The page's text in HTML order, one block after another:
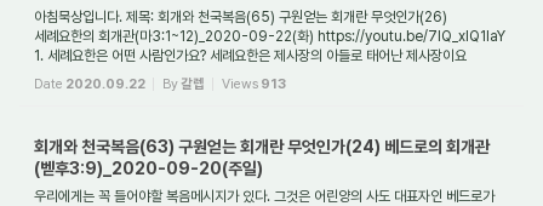
아침묵상입니다. 제목: 회개와 천국복음(65) 구원얻는 회개란 무엇인가(26)
세례요한의 회개관(마3:1~12)_2020-09-22(화) https://youtu.be/7lQ_xIQ1IaY
1. 세례요한은 어떤 사람인가요? 세례요한은 제사장의 아들로 태어난 제사장이요
(눅1:5,24~25) 또한 선지...
Date 2020.09.22 By갈렙 Views 913
회개와 천국복음(63) 구원얻는 회개란 무엇인가(24) 베드로의 회개관
(벧후3:9)_2020-09-20(주일)
우리에게는 꼭 들어야할 복음메시지가 있다. 그것은 어린양의 사도 대표자인 베드로가